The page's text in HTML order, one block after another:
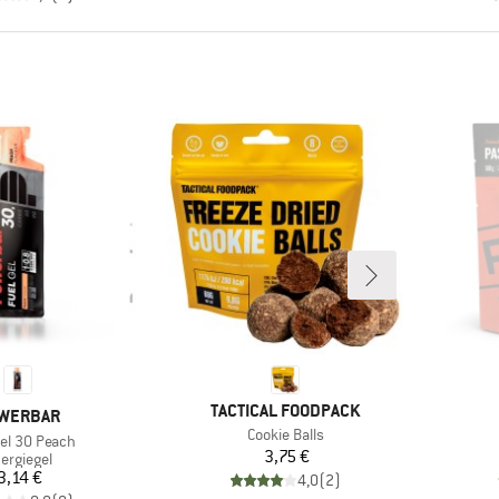
30 Peach
Preis
€
MARKE
TACTICAL FOODPACK
Artikel
Cookie Balls
Preis
3,75 €
4,0(2)